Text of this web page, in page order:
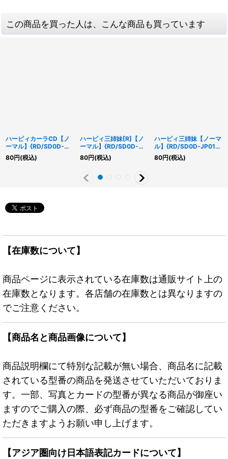
この商品を買った人は、こんな商品も買っています
ハーピィカーラCD【ノ
ーマル】{RD/SD0D-
JP005}《RDフュージョ
ン》
80円(税込)
ハーピィ三姉妹[R]【ノ
ーマル】{RD/SD0D-
JP012}《RDモンスタ
ー》
80円(税込)
ハーピィ三姉妹【ノーマ
ル】{RD/SD0D-JP011}
《RDモンスター》
80円(税込)
【在庫数について】
商品ページに表示されている在庫数は通販サイト上の
在庫数となります。各店舗の在庫数とは異なりますの
でご注意ください。
【商品名と商品画像について】
商品説明欄にて特別な記載が無い場合、商品名に記載
されている型番の商品を発送させていただいておりま
す。一部、写真とカードの型番が異なる商品が御座い
ますのでご購入の際、必ず商品の型番をご確認してい
ただきますようお願い申し上げます。
【アジア圏向け日本語表記カードについて】